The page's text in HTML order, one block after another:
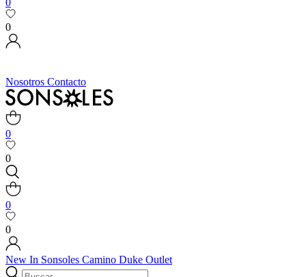
0
0
Nosotros Contacto
0
0
0
0
New In Sonsoles Camino Duke Outlet